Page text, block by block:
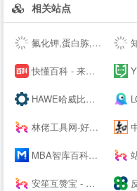
相关站点
氟化钾,蛋白胨,叔丁醇钇,异丙醇钇,金属锂,碳酸锂,氢氧化锂,硝酸锂,甲醇钾,乙醇钾,叔丁醇钾，异丙醇钾,
快懂百科 - 来这里，认识世界！
HAWE哈威比例阀价格-德国HAWE进口电磁阀_柱塞泵厂家代理商 - 大连佰德
林佬工具网-好用的在线工具都在这里！
MBA智库百科，全球专业中文经管百科 站
安笙互赞宝 - 您的得力的小帮手 反